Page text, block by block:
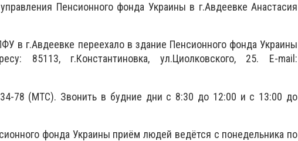
Пенсионного фонда Украины в г.Авдеевке Анастасия
в г.Авдеевке переехало в здание Пенсионного фонда Украины
85113, г.Константиновка, ул.Циолковского, 25. Е-mail:
78 (МТС). Звонить в будние дни с 8:30 до 12:00 и с 13:00 до
фонда Украины приём людей ведётся с понедельника по